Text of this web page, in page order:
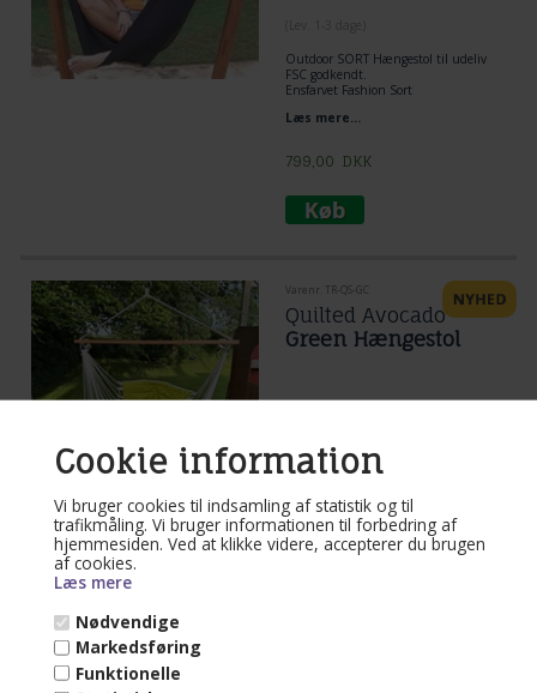
Cookie information
Vi bruger cookies til indsamling af statistik og til
trafikmåling. Vi bruger informationen til forbedring af
hjemmesiden. Ved at klikke videre, accepterer du brugen
af cookies.
Læs mere
Nødvendige
Markedsføring
Funktionelle
Outdoor SORT Hængestol til udeliv
FSC godkendt.
Ensfarvet Fashion Sort
Stof areal 120 cm x 150 cm.
Læs mere...
799,00 DKK
Varenr. TR-QS-GC
Quilted Avocado
Green Hængestol
(Lev. 1-3 dage )
oprejst i. Den polstret siddeflade øger
siddekomforten og beskytter mod
kulde. Stoffet er let at vedligeholde.
Siddestoffet er 122 cm x 94 cm. Højde
Læs mere...